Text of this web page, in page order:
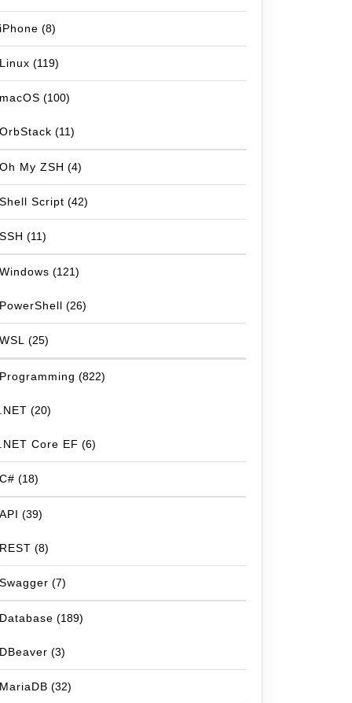
iPhone (8)
Linux (119)
macOS (100)
OrbStack (11)
Oh My ZSH (4)
Shell Script (42)
SSH (11)
Windows (121)
PowerShell (26)
WSL (25)
Programming (822)
.NET (20)
.NET Core EF (6)
C# (18)
API (39)
REST (8)
Swagger (7)
Database (189)
DBeaver (3)
MariaDB (32)